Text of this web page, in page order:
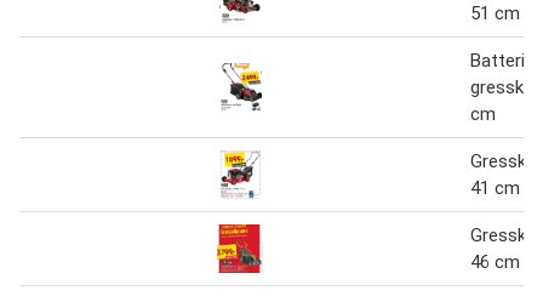
51 cm
cm
41 cm
46 cm